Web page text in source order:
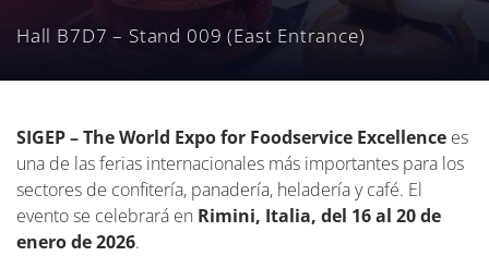
Hall B7D7 – Stand 009 (East Entrance)
SIGEP – The World Expo for Foodservice Excellence es
una de las ferias internacionales más importantes para los
sectores de confitería, panadería, heladería y café. El
evento se celebrará en Rimini, Italia, del 16 al 20 de
enero de 2026.